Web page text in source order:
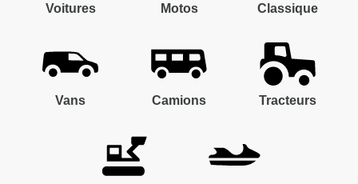
Voitures Motos Classique
Vans Camions Tracteurs